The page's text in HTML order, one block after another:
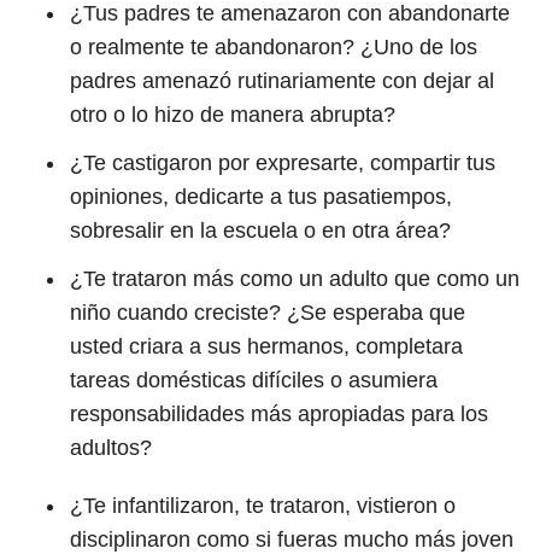
¿Tus padres te amenazaron con abandonarte
o realmente te abandonaron? ¿Uno de los
padres amenazó rutinariamente con dejar al
otro o lo hizo de manera abrupta?
¿Te castigaron por expresarte, compartir tus
opiniones, dedicarte a tus pasatiempos,
sobresalir en la escuela o en otra área?
¿Te trataron más como un adulto que como un
niño cuando creciste? ¿Se esperaba que
usted criara a sus hermanos, completara
tareas domésticas difíciles o asumiera
responsabilidades más apropiadas para los
adultos?
¿Te infantilizaron, te trataron, vistieron o
disciplinaron como si fueras mucho más joven